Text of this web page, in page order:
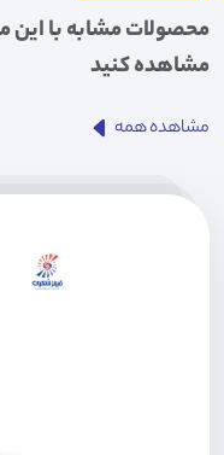
محصولات مشابه با این
مشاهده کنید
مشاهده همه